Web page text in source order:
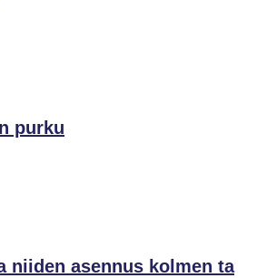
purku
niiden asennus kolmen ta